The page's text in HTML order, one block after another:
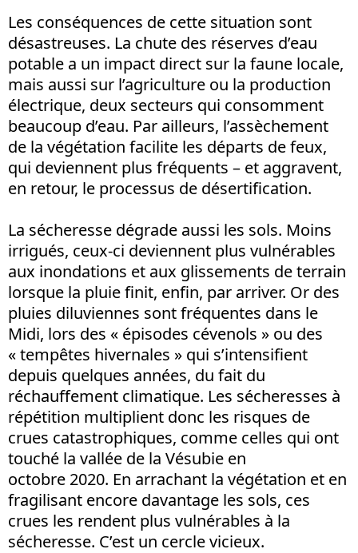
Les conséquences de cette situation sont
désastreuses. La chute des réserves d’eau
potable a un impact direct sur la faune locale,
mais aussi sur l’agriculture ou la production
électrique, deux secteurs qui consomment
beaucoup d’eau. Par ailleurs, l’assèchement
de la végétation facilite les départs de feux,
qui deviennent plus fréquents – et aggravent,
en retour, le processus de désertification.
La sécheresse dégrade aussi les sols. Moins
irrigués, ceux-ci deviennent plus vulnérables
aux inondations et aux glissements de terrain
lorsque la pluie finit, enfin, par arriver. Or des
pluies diluviennes sont fréquentes dans le
Midi, lors des « épisodes cévenols » ou des
« tempêtes hivernales » qui s’intensifient
depuis quelques années, du fait du
réchauffement climatique. Les sécheresses à
répétition multiplient donc les risques de
crues catastrophiques, comme celles qui ont
touché la vallée de la Vésubie en
octobre 2020. En arrachant la végétation et en
fragilisant encore davantage les sols, ces
crues les rendent plus vulnérables à la
sécheresse. C’est un cercle vicieux.